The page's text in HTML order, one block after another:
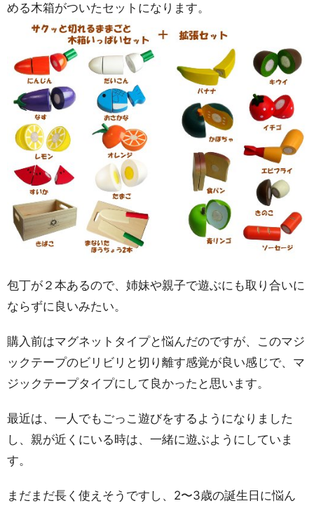
める木箱がついたセットになります。
包丁が２本あるので、姉妹や親子で遊ぶにも取り合いに
ならずに良いみたい。
購入前はマグネットタイプと悩んだのですが、このマジ
ックテープのビリビリと切り離す感覚が良い感じで、マ
ジックテープタイプにして良かったと思います。
最近は、一人でもごっこ遊びをするようになりました
し、親が近くにいる時は、一緒に遊ぶようにしていま
す。
まだまだ長く使えそうですし、2〜3歳の誕生日に悩ん